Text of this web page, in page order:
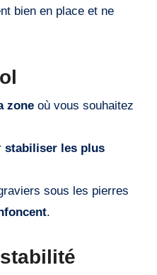
bien en place et ne
zone où vous souhaitez
stabiliser les plus
sous les pierres
.